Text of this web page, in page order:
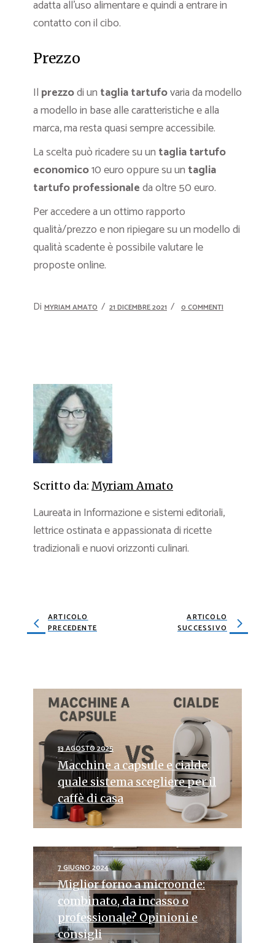
adatta all’uso alimentare e quindi a entrare in
contatto con il cibo.
Prezzo
Il prezzodi un taglia tartufovaria da modello
a modello in base alle caratteristiche e alla
marca, ma resta quasi sempre accessibile.
La scelta può ricadere su un taglia tartufo
economico10 euro oppure su un taglia
tartufo professionaleda oltre 50 euro.
Per accedere a un ottimo rapporto
qualità/prezzo e non ripiegare su un modello di
qualità scadente è possibile valutare le
proposte online.
Di MYRIAM AMATO 21 DICEMBRE 2021 0 COMMENTI
Scritto da: Myriam Amato
Laureata in Informazione e sistemi editoriali,
lettrice ostinata e appassionata di ricette
tradizionali e nuovi orizzonti culinari.
ARTICOLO
PRECEDENTE
ARTICOLO
SUCCESSIVO
13 AGOSTO 2025
Macchine a capsule e cialde:
quale sistema scegliere per il
caffè di casa
7 GIUGNO 2024
Miglior forno a microonde:
combinato, da incasso o
professionale? Opinioni e
consigli